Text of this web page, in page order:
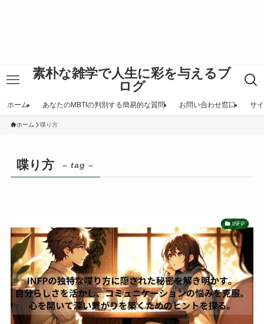
素朴な雑学で人生に彩を与えるブ
ログ
ホーム あなたのMBTIの判別する簡易的な質問 お問い合わせ窓口 サ
ホーム 喋り方
喋り方 – tag –
INFP